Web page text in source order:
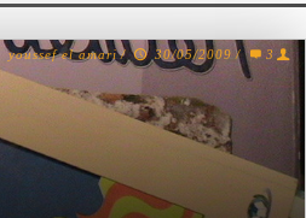
youssef el amari / 30/05/2009 / 3